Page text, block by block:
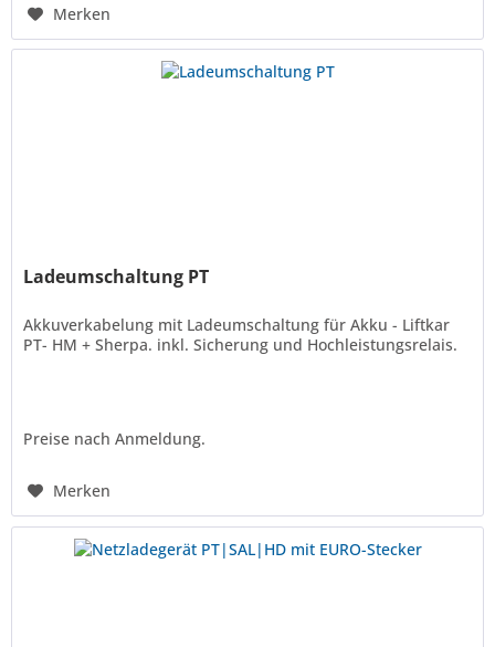
Merken
Ladeumschaltung PT
Akkuverkabelung mit Ladeumschaltung für Akku - Liftkar
PT- HM + Sherpa. inkl. Sicherung und Hochleistungsrelais.
Preise nach Anmeldung.
Merken